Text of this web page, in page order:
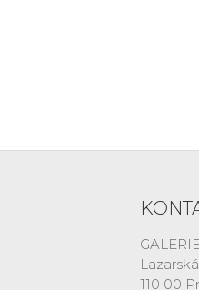
110 00